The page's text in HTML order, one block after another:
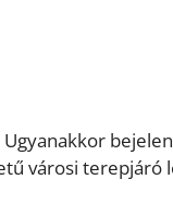
városi terepjáró